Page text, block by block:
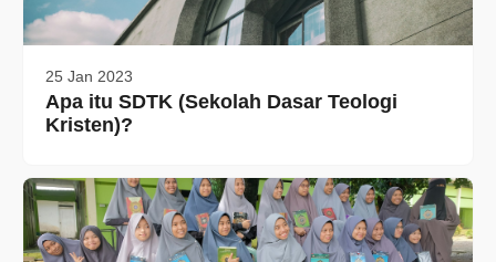
25 Jan 2023
Apa itu SDTK (Sekolah Dasar Teologi
Kristen)?